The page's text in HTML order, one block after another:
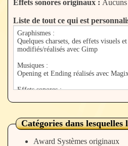
Effets sonores originaux : Aucuns
Liste de tout ce qui est
Catégories dans lesquelles
Award Systèmes originaux